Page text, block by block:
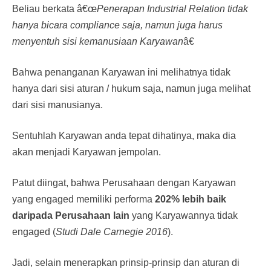
Beliau berkata â€œPenerapan Industrial Relation tidak
hanya bicara compliance saja, namun juga harus
menyentuh sisi kemanusiaan Karyawanâ€
Bahwa penanganan Karyawan ini melihatnya tidak
hanya dari sisi aturan / hukum saja, namun juga melihat
dari sisi manusianya.
Sentuhlah Karyawan anda tepat dihatinya, maka dia
akan menjadi Karyawan jempolan.
Patut diingat, bahwa Perusahaan dengan Karyawan
yang engaged memiliki performa 202% lebih baik
daripada Perusahaan lain yang Karyawannya tidak
engaged (Studi Dale Carnegie 2016).
Jadi, selain menerapkan prinsip-prinsip dan aturan di